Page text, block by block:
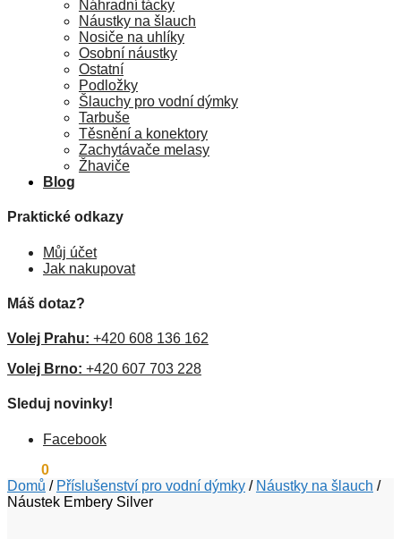
Náhradní tácky
Náustky na šlauch
Nosiče na uhlíky
Osobní náustky
Ostatní
Podložky
Šlauchy pro vodní dýmky
Tarbuše
Těsnění a konektory
Zachytávače melasy
Žhaviče
Blog
Praktické odkazy
Můj účet
Jak nakupovat
Máš dotaz?
Volej Prahu: +420 608 136 162
Volej Brno: +420 607 703 228
Sleduj novinky!
Facebook
0
Domů / Příslušenství pro vodní dýmky / Náustky na šlauch /
Náustek Embery Silver